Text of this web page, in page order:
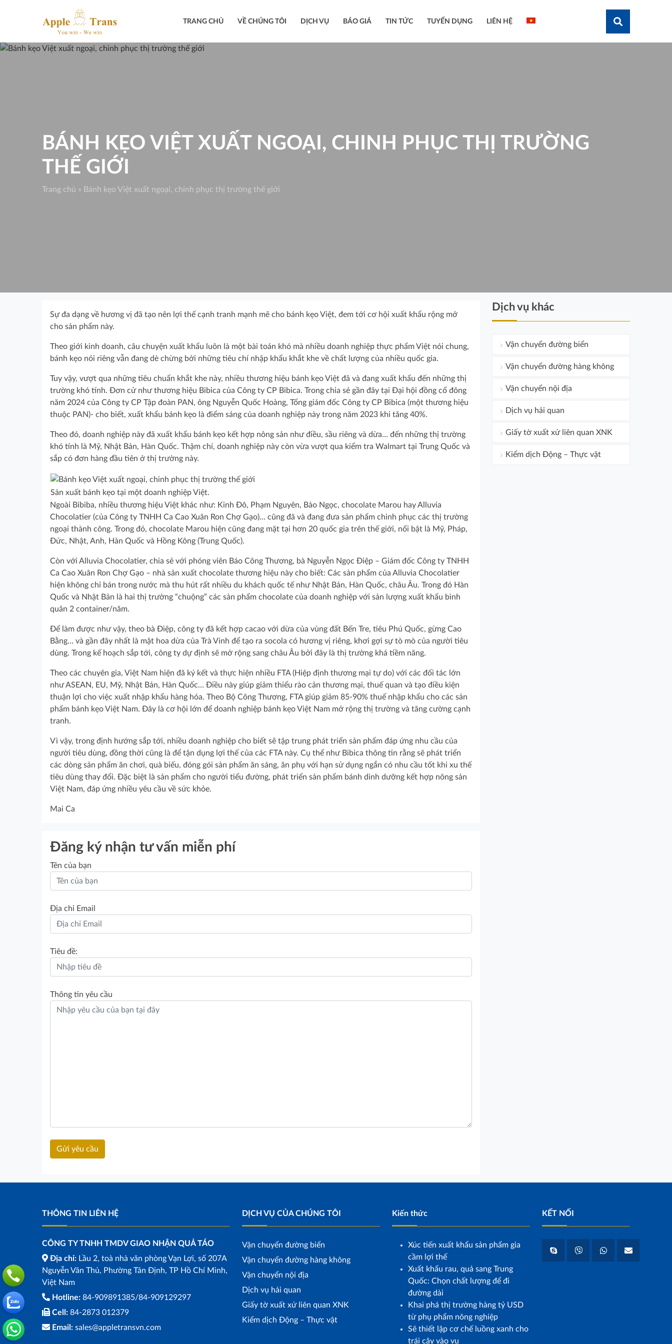
TRANG CHỦ VỀ CHÚNG TÔI DỊCH VỤ BÁO GIÁ TIN TỨC TUYỂN DỤNG LIÊN HỆ
BÁNH KẸO VIỆT XUẤT NGOẠI, CHINH PHỤC THỊ TRƯỜNG
THẾ GIỚI
Trang chủ » Bánh kẹo Việt xuất ngoại, chinh phục thị trường thế giới
Sự đa dạng về hương vị đã tạo nên lợi thế cạnh tranh mạnh mẽ cho bánh kẹo Việt, đem tới cơ hội xuất khẩu rộng mở
cho sản phẩm này.
Theo giới kinh doanh, câu chuyện xuất khẩu luôn là một bài toán khó mà nhiều doanh nghiệp thực phẩm Việt nói chung,
bánh kẹo nói riêng vẫn đang dè chừng bởi những tiêu chí nhập khẩu khắt khe về chất lượng của nhiều quốc gia.
Tuy vậy, vượt qua những tiêu chuẩn khắt khe này, nhiều thương hiệu bánh kẹo Việt đã và đang xuất khẩu đến những thị
trường khó tính. Đơn cử như thương hiệu Bibica của Công ty CP Bibica. Trong chia sẻ gần đây tại Đại hội đồng cổ đông
năm 2024 của Công ty CP Tập đoàn PAN, ông Nguyễn Quốc Hoàng, Tổng giám đốc Công ty CP Bibica (một thương hiệu
thuộc PAN)- cho biết, xuất khẩu bánh kẹo là điểm sáng của doanh nghiệp này trong năm 2023 khi tăng 40%.
Theo đó, doanh nghiệp này đã xuất khẩu bánh kẹo kết hợp nông sản như điều, sầu riêng và dừa… đến những thị trường
khó tính là Mỹ, Nhật Bản, Hàn Quốc. Thậm chí, doanh nghiệp này còn vừa vượt qua kiểm tra Walmart tại Trung Quốc và
sắp có đơn hàng đầu tiên ở thị trường này.
Sản xuất bánh kẹo tại một doanh nghiệp Việt.
Ngoài Bibiba, nhiều thương hiệu Việt khác như: Kinh Đô, Phạm Nguyên, Bảo Ngọc, chocolate Marou hay Alluvia
Chocolatier (của Công ty TNHH Ca Cao Xuân Ron Chợ Gạo)… cũng đã và đang đưa sản phẩm chinh phục các thị trường
ngoại thành công. Trong đó, chocolate Marou hiện cũng đang mặt tại hơn 20 quốc gia trên thế giới, nổi bật là Mỹ, Pháp,
Đức, Nhật, Anh, Hàn Quốc và Hồng Kông (Trung Quốc).
Còn với Alluvia Chocolatier, chia sẻ với phóng viên Báo Công Thương, bà Nguyễn Ngọc Điệp – Giám đốc Công ty TNHH
Ca Cao Xuân Ron Chợ Gạo – nhà sản xuất chocolate thương hiệu này cho biết: Các sản phẩm của Alluvia Chocolatier
hiện không chỉ bán trong nước mà thu hút rất nhiều du khách quốc tế như Nhật Bản, Hàn Quốc, châu Âu. Trong đó Hàn
Quốc và Nhật Bản là hai thị trường “chuộng” các sản phẩm chocolate của doanh nghiệp với sản lượng xuất khẩu bình
quân 2 container/năm.
Để làm được như vậy, theo bà Điệp, công ty đã kết hợp cacao với dừa của vùng đất Bến Tre, tiêu Phú Quốc, gừng Cao
Bằng… và gần đây nhất là mật hoa dừa của Trà Vinh để tạo ra socola có hương vị riêng, khơi gợi sự tò mò của người tiêu
dùng. Trong kế hoạch sắp tới, công ty dự định sẽ mở rộng sang châu Âu bởi đây là thị trường khá tiềm năng.
Theo các chuyên gia, Việt Nam hiện đã ký kết và thực hiện nhiều FTA (Hiệp định thương mại tự do) với các đối tác lớn
như ASEAN, EU, Mỹ, Nhật Bản, Hàn Quốc… Điều này giúp giảm thiểu rào cản thương mại, thuế quan và tạo điều kiện
thuận lợi cho việc xuất nhập khẩu hàng hóa. Theo Bộ Công Thương, FTA giúp giảm 85-90% thuế nhập khẩu cho các sản
phẩm bánh kẹo Việt Nam. Đây là cơ hội lớn để doanh nghiệp bánh kẹo Việt Nam mở rộng thị trường và tăng cường cạnh
tranh.
Vì vậy, trong định hướng sắp tới, nhiều doanh nghiệp cho biết sẽ tập trung phát triển sản phẩm đáp ứng nhu cầu của
người tiêu dùng, đồng thời cũng là để tận dụng lợi thế của các FTA này. Cụ thể như Bibica thông tin rằng sẽ phát triển
các dòng sản phẩm ăn chơi, quà biếu, đóng gói sản phẩm ăn sáng, ăn phụ với hạn sử dụng ngắn có nhu cầu tốt khi xu thế
tiêu dùng thay đổi. Đặc biệt là sản phẩm cho người tiểu đường, phát triển sản phẩm bánh dinh dưỡng kết hợp nông sản
Việt Nam, đáp ứng nhiều yêu cầu về sức khỏe.
Mai Ca
Đăng ký nhận tư vấn miễn phí
Tên của bạn
Địa chỉ Email
Tiêu đề:
Thông tin yêu cầu
Dịch vụ khác
Vận chuyển đường biển
Vận chuyển đường hàng không
Vận chuyển nội địa
Dịch vụ hải quan
Giấy tờ xuất xứ liên quan XNK
Kiểm dịch Động – Thực vật
THÔNG TIN LIÊN HỆ
CÔNG TY TNHH TMDV GIAO NHẬN QUẢ TÁO
Địa chỉ: Lầu 2, toà nhà văn phòng Vạn Lợi, số 207A
Nguyễn Văn Thủ, Phường Tân Định, TP Hồ Chí Minh,
Việt Nam
Hotline: 84-909891385/84-909129297
Cell: 84-2873 012379
Email: sales@appletransvn.com
DỊCH VỤ CỦA CHÚNG TÔI
Vận chuyển đường biển
Vận chuyển đường hàng không
Vận chuyển nội địa
Dịch vụ hải quan
Giấy tờ xuất xứ liên quan XNK
Kiểm dịch Động – Thực vật
Kiến thức
Xúc tiến xuất khẩu sản phẩm gia
cầm lợi thế
Xuất khẩu rau, quả sang Trung
Quốc: Chọn chất lượng để đi
đường dài
Khai phá thị trường hàng tỷ USD
từ phụ phẩm nông nghiệp
Sẽ thiết lập cơ chế luồng xanh cho
trái cây vào vụ
KẾT NỐI